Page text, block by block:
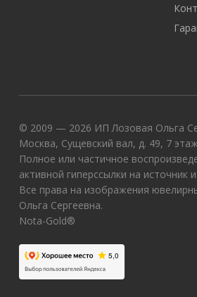
© 2009 — 2026 ИП Лозовая Ольга
Москва, Сущевский вал, д. 49, 7
Полное или частичное
активной гиперссылки на
Все права на изображения
Ольга Сергеевна.
Nota-Gold®